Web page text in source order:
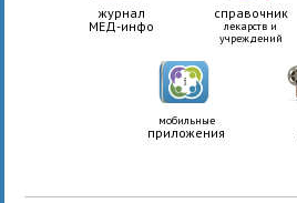
журнал
МЕД-инфо
справочник
лекарств и
учреждений
мобильные
приложения